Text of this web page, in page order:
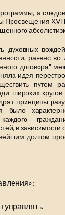
а
Просвещения
духовных
договора"
идея
путем
широких
принципы
было
в зависимости
долгом
управлять.